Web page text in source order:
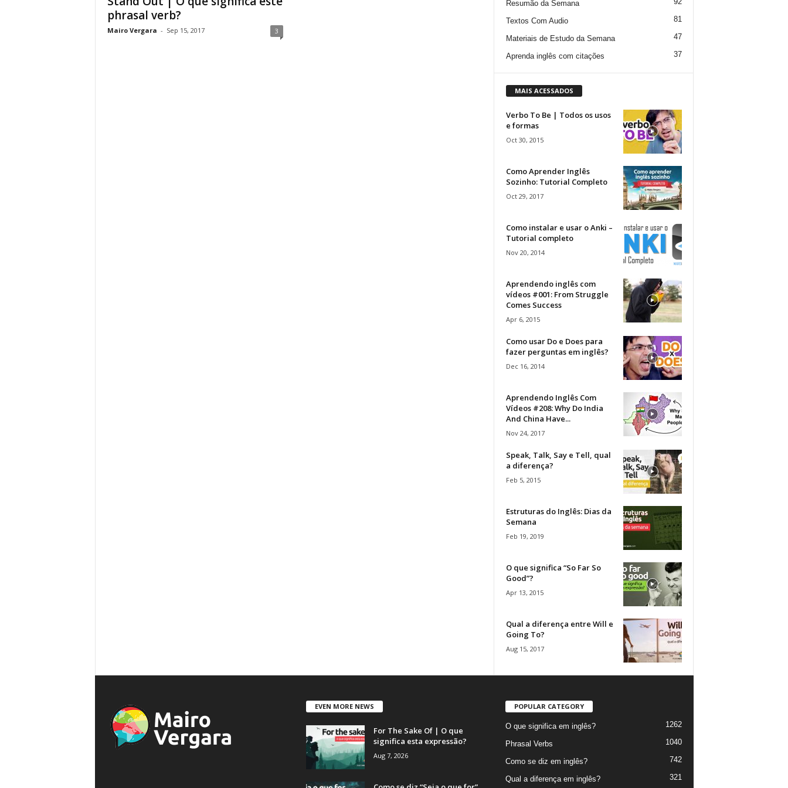
phrasal verb?
Mairo Vergara - Sep 15, 2017 3
Resumão da Semana
Textos Com Audio 81
Materiais de Estudo da Semana 47
Aprenda inglês com citações 37
MAIS ACESSADOS
Verbo To Be | Todos os usos
e formas
Oct 30, 2015
Como Aprender Inglês
Sozinho: Tutorial Completo
Oct 29, 2017
Como instalar e usar o Anki –
Tutorial completo
Nov 20, 2014
Aprendendo inglês com
vídeos #001: From Struggle
Comes Success
Apr 6, 2015
Como usar Do e Does para
fazer perguntas em inglês?
Dec 16, 2014
Aprendendo Inglês Com
Vídeos #208: Why Do India
And China Have...
Nov 24, 2017
Speak, Talk, Say e Tell, qual
a diferença?
Feb 5, 2015
Estruturas do Inglês: Dias da
Semana
Feb 19, 2019
O que significa “So Far So
Good”?
Apr 13, 2015
Qual a diferença entre Will e
Going To?
Aug 15, 2017
EVEN MORE NEWS
For The Sake Of | O que
significa esta expressão?
Aug 7, 2026
POPULAR CATEGORY
O que significa em inglês? 1262
Phrasal Verbs 1040
Como se diz em inglês? 742
Qual a diferença em inglês? 321